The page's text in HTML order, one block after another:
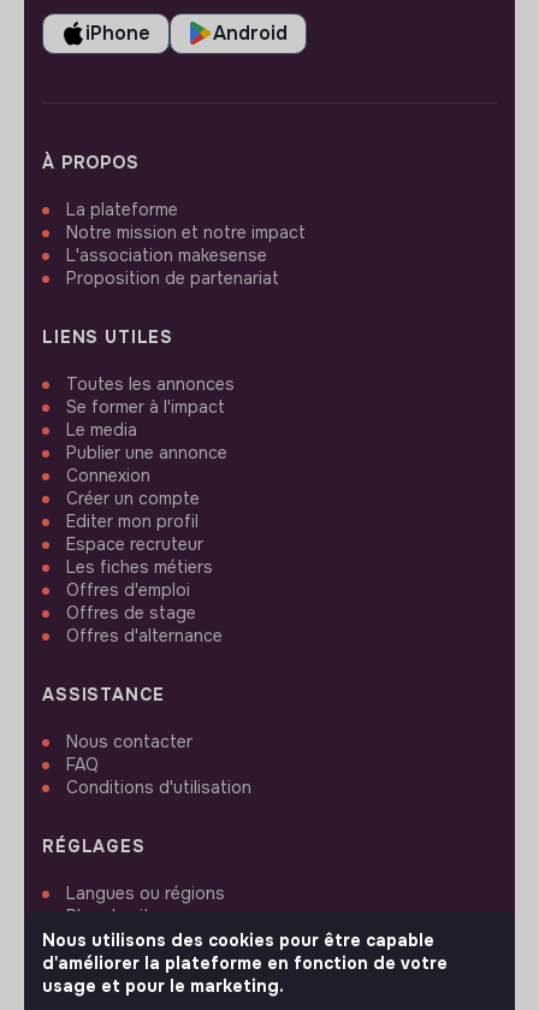
iPhone Android
À PROPOS
La plateforme
Notre mission et notre impact
L'association makesense
Proposition de partenariat
LIENS UTILES
Toutes les annonces
Se former à l'impact
Le media
Publier une annonce
Connexion
Créer un compte
Editer mon profil
Espace recruteur
Les fiches métiers
Offres d'emploi
Offres de stage
Offres d'alternance
ASSISTANCE
Nous contacter
FAQ
Conditions d'utilisation
RÉGLAGES
Langues ou régions
Plan du site
Paramètres des cookies
Nous utilisons des cookies pour être capable
d'améliorer la plateforme en fonction de votre
usage et pour le marketing.